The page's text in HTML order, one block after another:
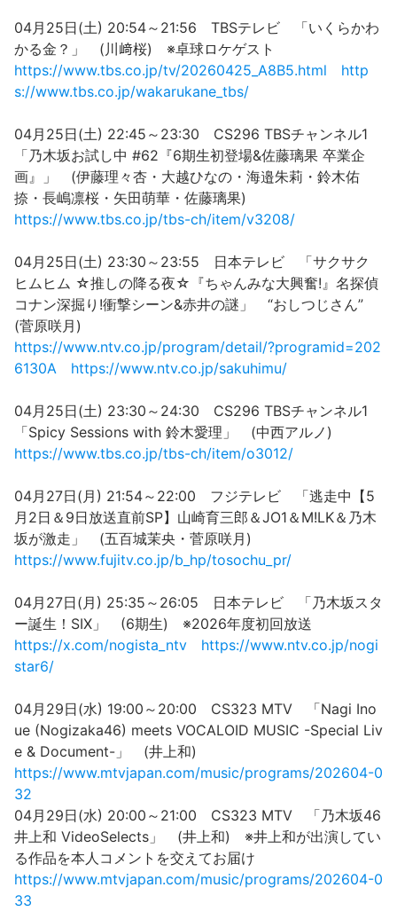
04月25日(土) 20:54～21:56 TBSテレビ 「いくらかわ
かる金？」 (川﨑桜) ※卓球ロケゲスト
https://www.tbs.co.jp/tv/20260425_A8B5.html
http
s://www.tbs.co.jp/wakarukane_tbs/
04月25日(土) 22:45～23:30 CS296 TBSチャンネル1
「乃木坂お試し中 #62『6期生初登場&佐藤璃果 卒業企
画』」 (伊藤理々杏・大越ひなの・海邉朱莉・鈴木佑
捺・長嶋凛桜・矢田萌華・佐藤璃果)
https://www.tbs.co.jp/tbs-ch/item/v3208/
04月25日(土) 23:30～23:55 日本テレビ 「サクサク
ヒムヒム ☆推しの降る夜☆『ちゃんみな大興奮!』名探偵
コナン深掘り!衝撃シーン&赤井の謎」 “おしつじさん”
(菅原咲月)
https://www.ntv.co.jp/program/detail/?programid=202
6130A
https://www.ntv.co.jp/sakuhimu/
04月25日(土) 23:30～24:30 CS296 TBSチャンネル1
「Spicy Sessions with 鈴木愛理」 (中西アルノ)
https://www.tbs.co.jp/tbs-ch/item/o3012/
04月27日(月) 21:54～22:00 フジテレビ 「逃走中【5
月2日＆9日放送直前SP】山崎育三郎＆JO1＆M!LK＆乃木
坂が激走」 (五百城茉央・菅原咲月)
https://www.fujitv.co.jp/b_hp/tosochu_pr/
04月27日(月) 25:35～26:05 日本テレビ 「乃木坂スタ
ー誕生！SIX」 (6期生) ※2026年度初回放送
https://x.com/nogista_ntv
https://www.ntv.co.jp/nogi
star6/
04月29日(水) 19:00～20:00 CS323 MTV 「Nagi Ino
ue (Nogizaka46) meets VOCALOID MUSIC -Special Liv
e & Document-」 (井上和)
https://www.mtvjapan.com/music/programs/202604-0
32
04月29日(水) 20:00～21:00 CS323 MTV 「乃木坂46
井上和 VideoSelects」 (井上和) ※井上和が出演してい
る作品を本人コメントを交えてお届け
https://www.mtvjapan.com/music/programs/202604-0
33